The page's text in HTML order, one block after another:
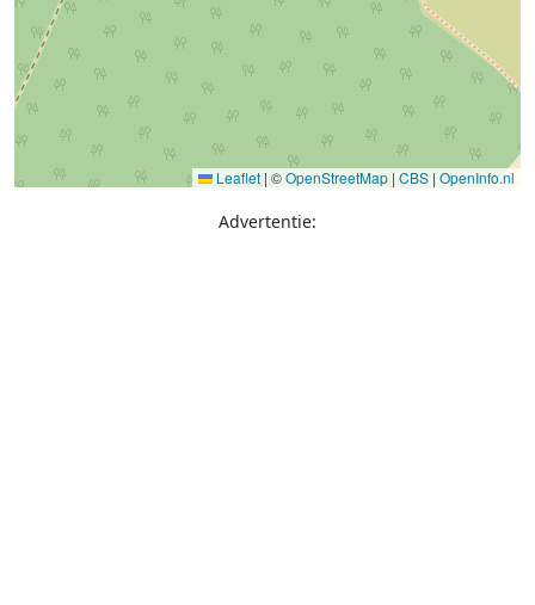
Leaflet | ©OpenStreetMap | CBS | OpenInfo.nl
Advertentie: